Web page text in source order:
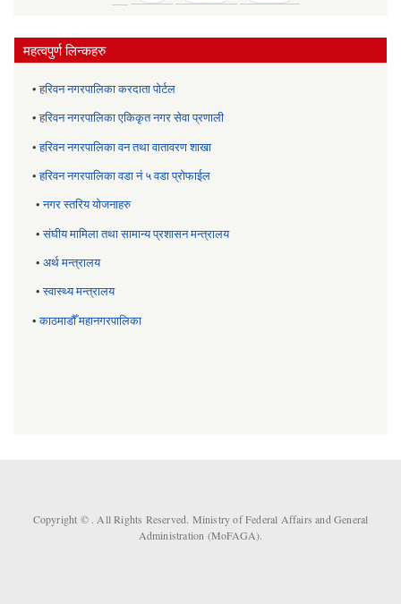
महत्वपुर्ण लिन्कहरु
•हरिवन नगरपालिका करदाता पोर्टल
•हरिवन नगरपालिका एकिकृत नगर सेवा प्रणाली
•हरिवन नगरपालिका वन तथा वातावरण शाखा
•हरिवन नगरपालिका वडा नं ५ वडा प्रोफाईल
•नगर स्तरिय याेजनाहरु
•संघीय मामिला तथा सामान्य प्रशासन मन्त्रालय
• अर्थ मन्त्रालय
•स्वास्थ्य मन्त्रालय
•काठमाडौँ महानगरपालिका
Copyright © . All Rights Reserved. Ministry of Federal Affairs and General
Administration (MoFAGA).